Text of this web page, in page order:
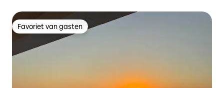
Favoriet van gasten
Favoriet van gasten